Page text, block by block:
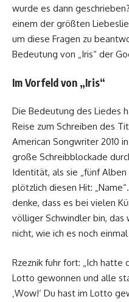
wurde es dann
einem der größten
um diese Fragen zu
Bedeutung von „Iris“ der
Im Vorfeld von „Iris“
Die Bedeutung des Liedes
Reise zum Schreiben des
American Songwriter 2010
große Schreibblockade
Identität, als sie „fünf
plötzlich diesen Hit:
denke, dass es bei vielen
völliger Schwindler bin, das
nicht, wie ich es noch
Rzeznik fuhr fort: „Ich hatte
Lotto gewonnen und alle
‚Wow!‘ Du hast im Lotto